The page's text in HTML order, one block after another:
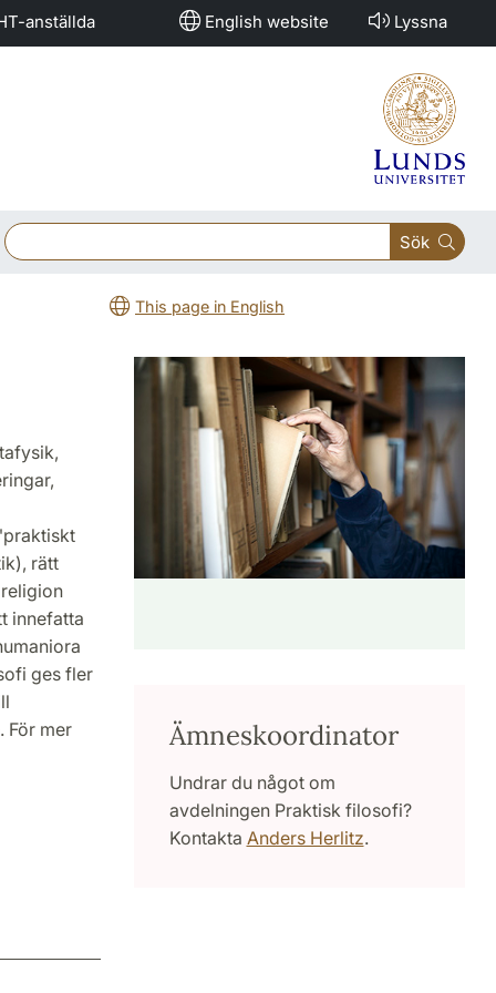
anställda English website Lyssna
Sök
This page in English
rätt
innefatta
ges fler
För mer
Ämneskoordinator
Undrar du något om
avdelningen Praktisk filosofi?
Kontakta Anders Herlitz.